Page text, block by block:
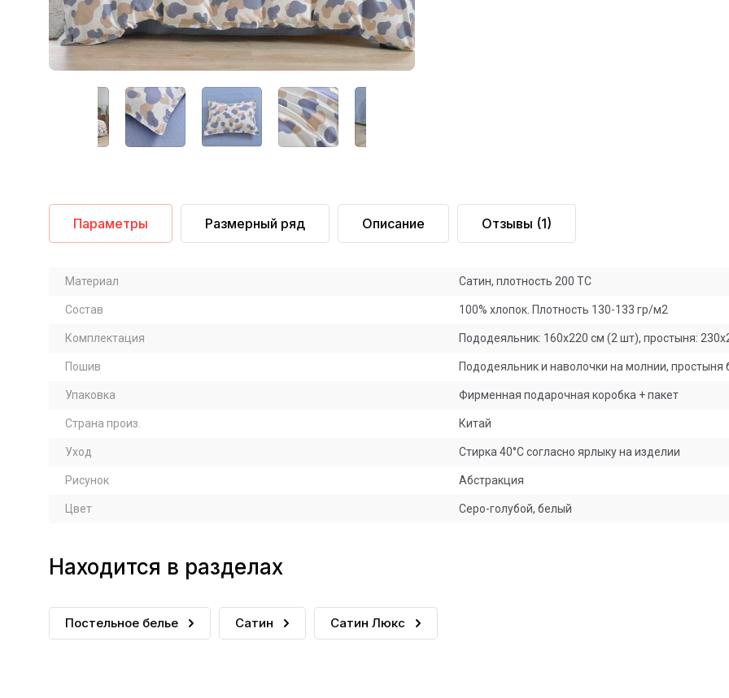
Параметры Размерный ряд Описание Отзывы (1)
Материал Сатин, плотность 200 ТС
Состав 100% хлопок. Плотность 130-133 гр/м2
Комплектация Пододеяльник: 160х220 см (2 шт), простыня:
Пошив Пододеяльник и наволочки на молнии, простыня
Упаковка Фирменная подарочная коробка + пакет
Страна произ. Китай
Уход Стирка 40°C согласно ярлыку на изделии
Рисунок Абстракция
Цвет Серо-голубой, белый
Находится в разделах
Постельное белье Сатин Сатин Люкс